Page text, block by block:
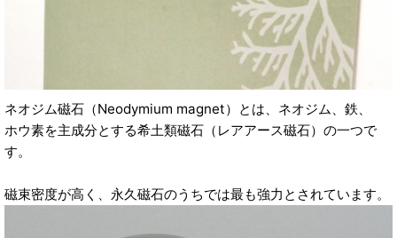
ネオジム磁石（Neodymium magnet）とは、ネオジム、鉄、
ホウ素を主成分とする希土類磁石（レアアース磁石）の一つで
す。
磁束密度が高く、永久磁石のうちでは最も強力とされています。